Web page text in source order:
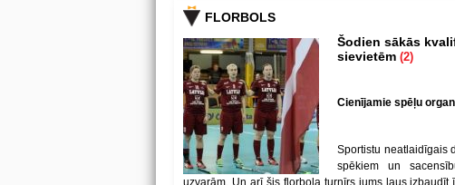
FLORBOLS
Šodien sākās
sievietēm (2)
Cienījamie spēļu
Sportistu neatlaidīgais
spēkiem un
uzvarām. Un arī šis florbola turnīrs jums ļaus izbaudīt